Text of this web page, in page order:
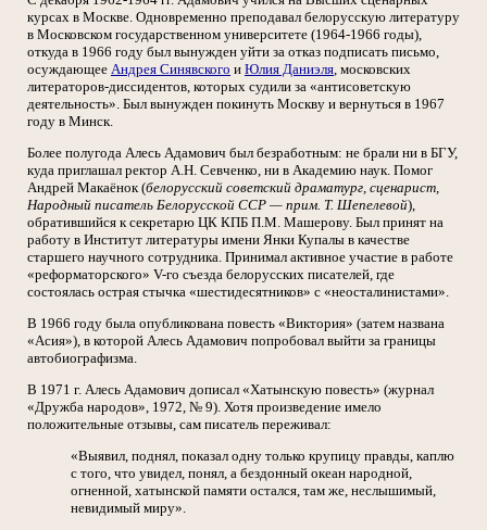
курсах в Москве. Одновременно преподавал белорусскую литературу
в Московском государственном университете (1964-1966 годы),
откуда в 1966 году был вынужден уйти за отказ подписать письмо,
осуждающее Андрея Синявского и Юлия Даниэля, московских
литераторов-диссидентов, которых судили за «антисоветскую
деятельность». Был вынужден покинуть Москву и вернуться в 1967
году в Минск.
Более полугода Алесь Адамович был безработным: не брали ни в БГУ,
куда приглашал ректор А.Н. Севченко, ни в Академию наук. Помог
Андрей Макаёнок (белорусский советский драматург, сценарист,
Народный писатель Белорусской ССР — прим. Т. Шепелевой),
обратившийся к секретарю ЦК КПБ П.М. Машерову. Был принят на
работу в Институт литературы имени Янки Купалы в качестве
старшего научного сотрудника. Принимал активное участие в работе
«реформаторского» V-го съезда белорусских писателей, где
состоялась острая стычка «шестидесятников» с «неосталинистами».
В 1966 году была опубликована повесть «Виктория» (затем названа
«Асия»), в которой Алесь Адамович попробовал выйти за границы
автобиографизма.
В 1971 г. Алесь Адамович дописал «Хатынскую повесть» (журнал
«Дружба народов», 1972, № 9). Хотя произведение имело
положительные отзывы, сам писатель переживал:
«Выявил, поднял, показал одну только крупицу правды, каплю
с того, что увидел, понял, а бездонный океан народной,
огненной, хатынской памяти остался, там же, неслышимый,
невидимый миру».